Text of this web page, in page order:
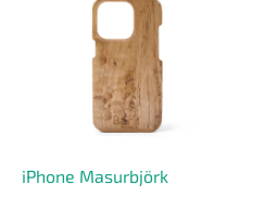
iPhone Masurbjörk